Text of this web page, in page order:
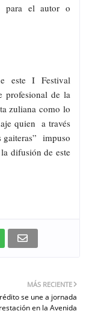
para el autor o
este I Festival
profesional de la
zuliana como lo
quien a través
gaiteras” impuso
difusión de este
MÁS RECIENTE
se une a jornada
en la Avenida